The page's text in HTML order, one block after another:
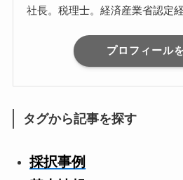
社長。税理士。経済産業省認定
プロフィール
タグから記事を探す
採択事例